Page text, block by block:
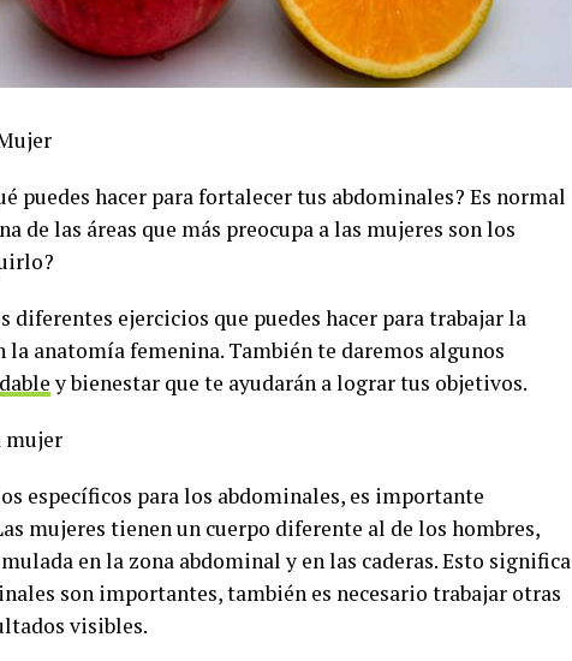
puedes hacer para fortalecer tus abdominales? Es normal
de las áreas que más preocupa a las mujeres son los
diferentes ejercicios que puedes hacer para trabajar la
la anatomía femenina. También te daremos algunos
y bienestar que te ayudarán a lograr tus objetivos.
mujer
específicos para los abdominales, es importante
mujeres tienen un cuerpo diferente al de los hombres,
en la zona abdominal y en las caderas. Esto significa
son importantes, también es necesario trabajar otras
visibles.